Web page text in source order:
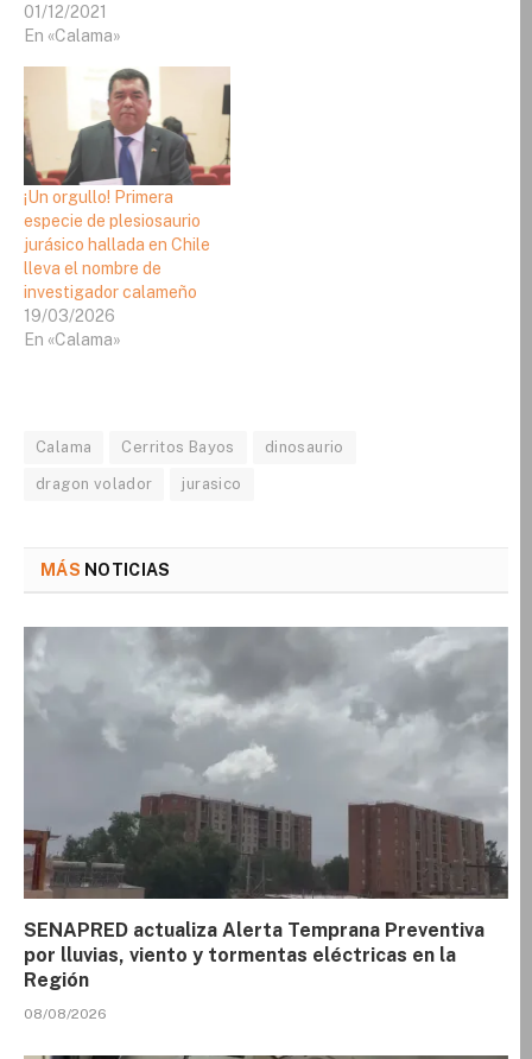
01/12/2021
En «Calama»
¡Un orgullo! Primera
especie de plesiosaurio
jurásico hallada en Chile
lleva el nombre de
investigador calameño
19/03/2026
En «Calama»
Calama Cerritos Bayos dinosaurio
dragon volador jurasico
MÁS NOTICIAS
SENAPRED actualiza Alerta Temprana Preventiva
por lluvias, viento y tormentas eléctricas en la
Región
08/08/2026